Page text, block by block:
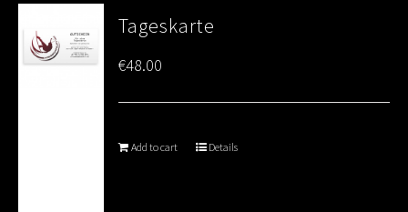
Tageskarte
€48.00
Add to cart Details